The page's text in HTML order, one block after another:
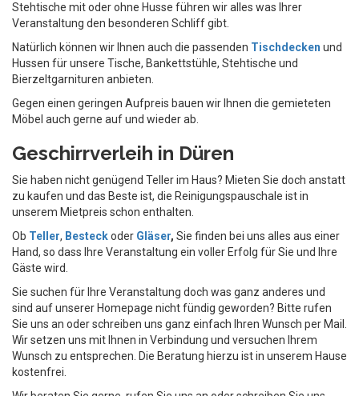
Stehtische mit oder ohne Husse führen wir alles was Ihrer
Veranstaltung den besonderen Schliff gibt.
Natürlich können wir Ihnen auch die passenden Tischdecken und
Hussen für unsere Tische, Bankettstühle, Stehtische und
Bierzeltgarnituren anbieten.
Gegen einen geringen Aufpreis bauen wir Ihnen die gemieteten
Möbel auch gerne auf und wieder ab.
Geschirrverleih in Düren
Sie haben nicht genügend Teller im Haus? Mieten Sie doch anstatt
zu kaufen und das Beste ist, die Reinigungspauschale ist in
unserem Mietpreis schon enthalten.
Ob Teller, Besteckoder Gläser, Sie finden bei uns alles aus einer
Hand, so dass Ihre Veranstaltung ein voller Erfolg für Sie und Ihre
Gäste wird.
Sie suchen für Ihre Veranstaltung doch was ganz anderes und
sind auf unserer Homepage nicht fündig geworden? Bitte rufen
Sie uns an oder schreiben uns ganz einfach Ihren Wunsch per Mail.
Wir setzen uns mit Ihnen in Verbindung und versuchen Ihrem
Wunsch zu entsprechen. Die Beratung hierzu ist in unserem Hause
kostenfrei.